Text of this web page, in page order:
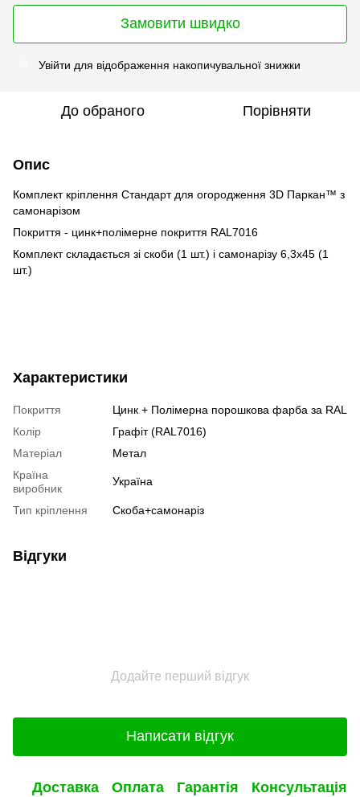
Замовити швидко
Увійти для відображення накопичувальної знижки
До обраного Порівняти
Опис
Комплект кріплення Стандарт для огородження 3D Паркан™ з
самонарізом
Покриття - цинк+полімерне покриття RAL7016
Комплект складається зі скоби (1 шт.) і самонарізу 6,3х45 (1
шт.)
Характеристики
Покриття
Цинк + Полімерна порошкова фарба за RAL
Колір
Графіт (RAL7016)
Матеріал
Метал
Країна
виробник
Україна
Тип кріплення Скоба+самонаріз
Відгуки
Додайте перший відгук
Написати відгук
Доставка Оплата Гарантія Консультація